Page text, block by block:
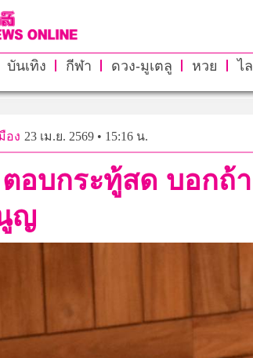
บันเทิง กีฬา ดวง-มูเตลู หวย ไ
อง 23 เม.ย. 2569 • 15:16 น.
ตอบกระทู้สด บอกถ้
ญ